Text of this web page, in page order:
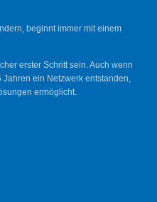
beginnt immer mit einem
erster Schritt sein. Auch wenn
ein Netzwerk entstanden,
ermöglicht.